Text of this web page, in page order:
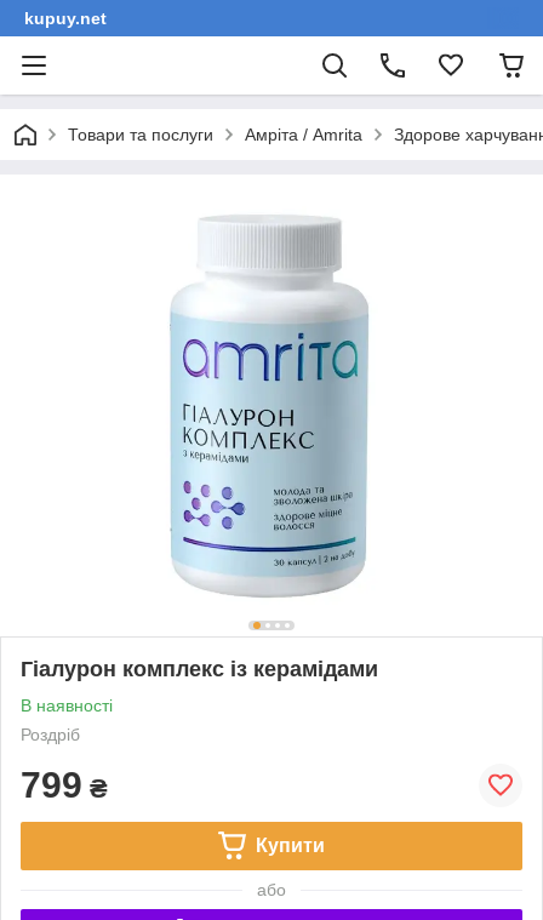
kupuy.net
Товари та послуги Амріта / Amrita Здорове
Гіалурон комплекс із керамідами
В наявності
Роздріб
799 ₴
Купити
або